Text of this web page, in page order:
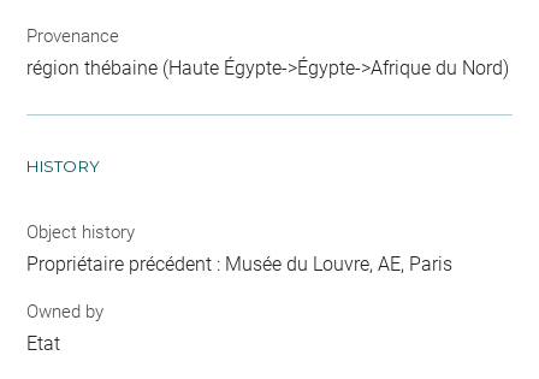
Provenance
région thébaine (Haute Égypte->Égypte->Afrique du Nord)
HISTORY
Object history
Propriétaire précédent : Musée du Louvre, AE, Paris
Owned by
Etat